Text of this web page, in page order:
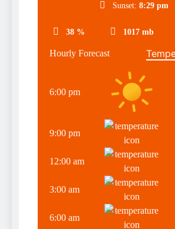
38 % 1017 mb
Sunset: 8:29 pm
Hourly Forecast
6:00 pm
9:00 pm
12:00 am
3:00 am
6:00 am